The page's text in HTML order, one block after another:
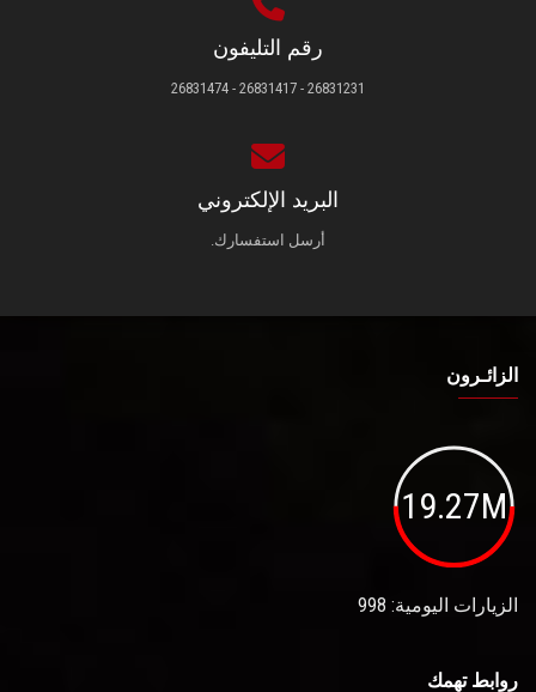
رقم التليفون
26831231 - 26831417 - 26831474
البريد الإلكتروني
أرسل استفسارك.
الزائـرون
19.27M
الزيارات اليومية: 998
روابط تهمك